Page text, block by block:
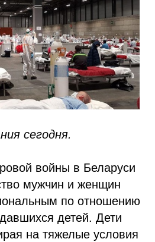
сегодня.
войны в Беларуси
мужчин и женщин
по отношению
детей. Дети
на тяжелые условия